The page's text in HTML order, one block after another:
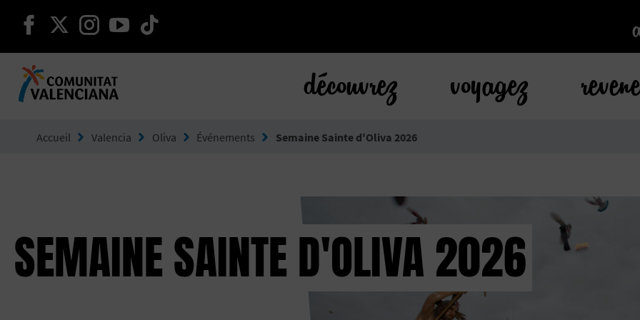
continuer sur facebook
continuer sur twitter
continuer sur instagram
continuer sur youtube
découvrez voyagez
Accueil Valencia Oliva Événements Semaine Sainte d'Oliva 2026
SEMAINE SAINTE D'OLIVA 2026